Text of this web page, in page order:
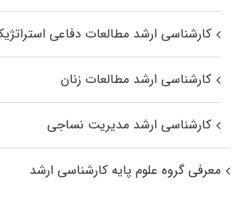
کارشناسی ارشد مطالعات دفاعی
کارشناسی ارشد مطالعات زنان
کارشناسی ارشد مدیریت نساجی
معرفی گروه علوم پایه کارشناسی ارشد